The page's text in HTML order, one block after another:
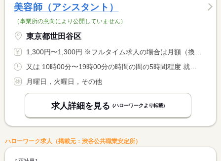
美容師（アシスタント）
（事業所の意向により公開していません）
東京都世田谷区
1,300円〜1,300円 ※フルタイム求人の場合は月額（換算額）、パート求人の場合は時間額を表示しています。
月曜日，火曜日，その他
求人詳細を見る (ハローワークより転載)
ハローワーク求人（掲載元：渋谷公共職業安定所）